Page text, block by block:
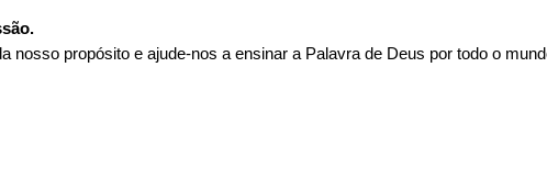
nosso propósito e ajude-nos a ensinar a Palavra de Deus por todo o